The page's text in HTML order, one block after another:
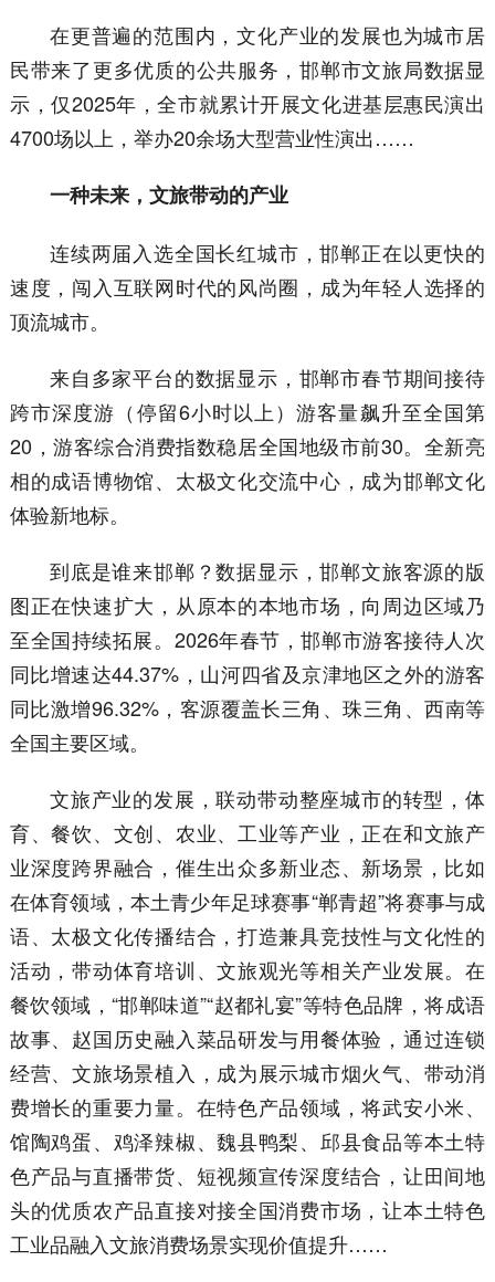
在更普遍的范围内，文化产业的发展也为城市居
民带来了更多优质的公共服务，邯郸市文旅局数据显
示，仅2025年，全市就累计开展文化进基层惠民演出
4700场以上，举办20余场大型营业性演出……
一种未来，文旅带动的产业
连续两届入选全国长红城市，邯郸正在以更快的
速度，闯入互联网时代的风尚圈，成为年轻人选择的
顶流城市。
来自多家平台的数据显示，邯郸市春节期间接待
跨市深度游（停留6小时以上）游客量飙升至全国第
20，游客综合消费指数稳居全国地级市前30。全新亮
相的成语博物馆、太极文化交流中心，成为邯郸文化
体验新地标。
到底是谁来邯郸？数据显示，邯郸文旅客源的版
图正在快速扩大，从原本的本地市场，向周边区域乃
至全国持续拓展。2026年春节，邯郸市游客接待人次
同比增速达44.37%，山河四省及京津地区之外的游客
同比激增96.32%，客源覆盖长三角、珠三角、西南等
全国主要区域。
文旅产业的发展，联动带动整座城市的转型，体
育、餐饮、文创、农业、工业等产业，正在和文旅产
业深度跨界融合，催生出众多新业态、新场景，比如
在体育领域，本土青少年足球赛事“郸青超”将赛事与成
语、太极文化传播结合，打造兼具竞技性与文化性的
活动，带动体育培训、文旅观光等相关产业发展。在
餐饮领域，“邯郸味道”“赵都礼宴”等特色品牌，将成语
故事、赵国历史融入菜品研发与用餐体验，通过连锁
经营、文旅场景植入，成为展示城市烟火气、带动消
费增长的重要力量。在特色产品领域，将武安小米、
馆陶鸡蛋、鸡泽辣椒、魏县鸭梨、邱县食品等本土特
色产品与直播带货、短视频宣传深度结合，让田间地
头的优质农产品直接对接全国消费市场，让本土特色
工业品融入文旅消费场景实现价值提升……